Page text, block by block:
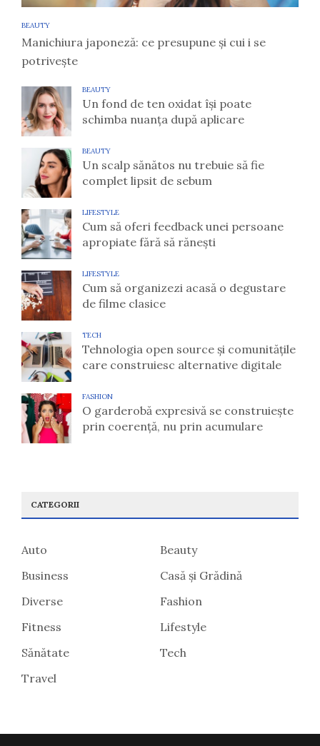
BEAUTY
Manichiura japoneză: ce presupune și cui i se
potrivește
BEAUTY
Un fond de ten oxidat își poate
schimba nuanța după aplicare
BEAUTY
Un scalp sănătos nu trebuie să fie
complet lipsit de sebum
LIFESTYLE
Cum să oferi feedback unei persoane
apropiate fără să rănești
LIFESTYLE
Cum să organizezi acasă o degustare
de filme clasice
TECH
Tehnologia open source și comunitățile
care construiesc alternative digitale
FASHION
O garderobă expresivă se construiește
prin coerență, nu prin acumulare
CATEGORII
Auto
Beauty
Business
Casă și Grădină
Diverse
Fashion
Fitness
Lifestyle
Sănătate
Tech
Travel